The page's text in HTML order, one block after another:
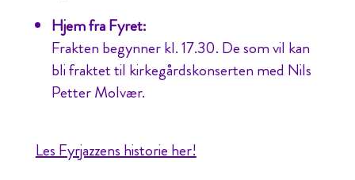
Hjem fra Fyret:
Frakten begynner kl. 17.30. De som vil kan
bli fraktet til kirkegårdskonserten med Nils
Petter Molvær.
Les Fyrjazzens historie her!